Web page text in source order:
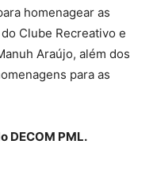
homenagear as
Clube Recreativo e
Araújo, além dos
para as
DECOM PML.